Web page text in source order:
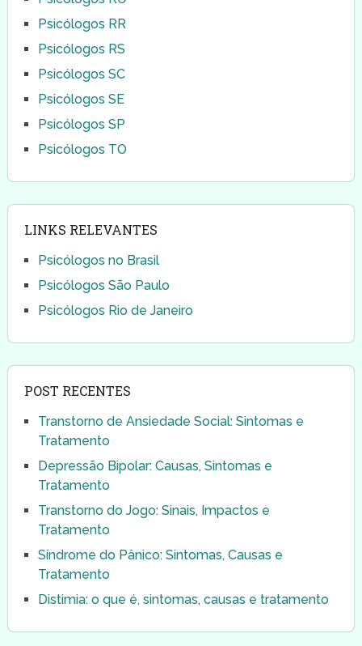
Psicólogos RR
Psicólogos RS
Psicólogos SC
Psicólogos SE
Psicólogos SP
Psicólogos TO
LINKS RELEVANTES
Psicólogos no Brasil
Psicólogos São Paulo
Psicólogos Rio de Janeiro
POST RECENTES
Transtorno de Ansiedade Social: Sintomas e
Tratamento
Depressão Bipolar: Causas, Sintomas e
Tratamento
Transtorno do Jogo: Sinais, Impactos e
Tratamento
Síndrome do Pânico: Sintomas, Causas e
Tratamento
Distimia: o que é, sintomas, causas e tratamento